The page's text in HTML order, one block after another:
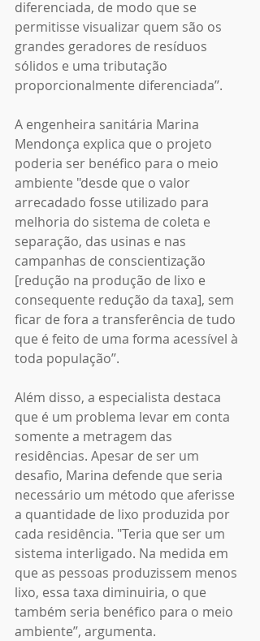
diferenciada, de modo que se
permitisse visualizar quem são os
grandes geradores de resíduos
sólidos e uma tributação
proporcionalmente diferenciada’’.
A engenheira sanitária Marina
Mendonça explica que o projeto
poderia ser benéfico para o meio
ambiente "desde que o valor
arrecadado fosse utilizado para
melhoria do sistema de coleta e
separação, das usinas e nas
campanhas de conscientização
[redução na produção de lixo e
consequente redução da taxa], sem
ficar de fora a transferência de tudo
que é feito de uma forma acessível à
toda população’’.
Além disso, a especialista destaca
que é um problema levar em conta
somente a metragem das
residências. Apesar de ser um
desafio, Marina defende que seria
necessário um método que aferisse
a quantidade de lixo produzida por
cada residência. "Teria que ser um
sistema interligado. Na medida em
que as pessoas produzissem menos
lixo, essa taxa diminuiria, o que
também seria benéfico para o meio
ambiente’’, argumenta.